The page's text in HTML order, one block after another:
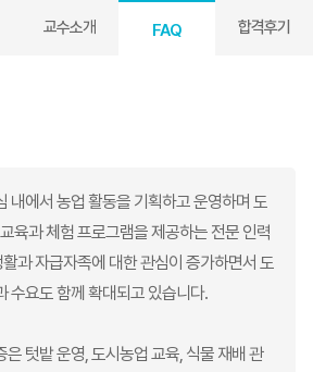
교수소개 FAQ 합격후기
내에서 농업 활동을 기획하고 운영하며 도
육과 체험 프로그램을 제공하는 전문 인력
과 자급자족에 대한 관심이 증가하면서 도
수요도 함께 확대되고 있습니다.
텃밭 운영, 도시농업 교육, 식물 재배 관